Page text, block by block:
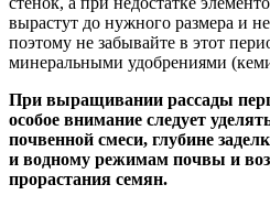
вырастут до нужного размера и
поэтому не забывайте в этот
минеральными удобрениями
При выращивании рассады
особое внимание следует
почвенной смеси, глубине
и водному режимам почвы и
прорастания семян.